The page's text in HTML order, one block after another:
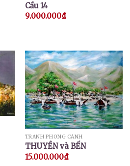
Cầu 14
9.000.000₫
TRANH PHONG CẢNH
THUYỀN và BẾN
15.000.000₫